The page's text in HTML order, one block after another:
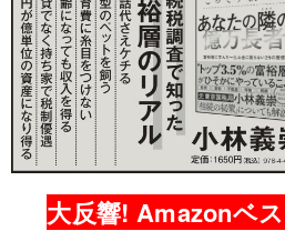
大反響! Amazonベ